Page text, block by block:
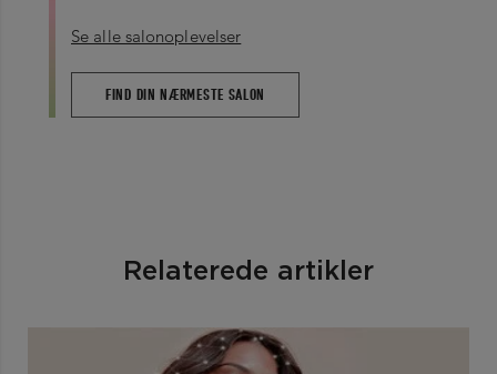
Se alle salonoplevelser
FIND DIN NÆRMESTE SALON
Relaterede artikler